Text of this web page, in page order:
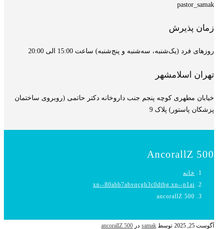
pastor_samak
زمان پذیرش
روزهای فرد (یک‌شنبه، سه‌شنبه و پنج‌شنبه) ساعت 15:00 الی 20:00
تهران اسلامشهر
خیابان مطهری کوچه پنجم جنب داروخانه دکتر حاتمی (روبروی ساختمان
پزشکان پاستور) پلاک 9
AncorallZ 500
خانه
xn--80abb7abvqcgh3c0dtbg.xn--p1ai
ancorallZ 500
آگوست 25, 2025 توسط samak در ancorallZ 500